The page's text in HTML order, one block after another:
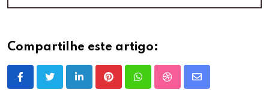
Compartilhe este artigo:
LinkedInPinterestWhatsappStumbleUpon
Share